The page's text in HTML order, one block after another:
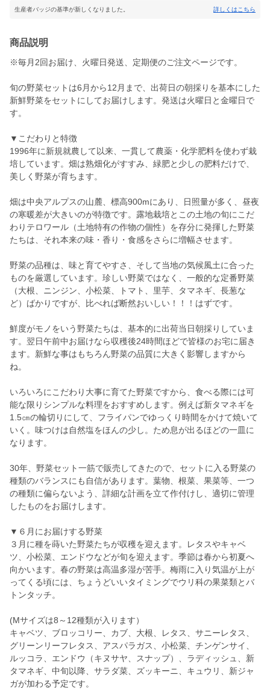
生産者バッジの基準が新しくなりました。 詳しくはこちら
商品説明
※毎月2回お届け、火曜日発送、定期便のご注文ページです。
旬の野菜セットは6月から12月まで、出荷日の朝採りを基本にした
新鮮野菜をセットにしてお届けします。発送は火曜日と金曜日で
す。
▼こだわりと特徴
1996年に新規就農して以来、一貫して農薬・化学肥料を使わず栽
培しています。畑は熟畑化がすすみ、緑肥と少しの肥料だけで、
美しく野菜が育ちます。
畑は中央アルプスの山麓、標高900mにあり、日照量が多く、昼夜
の寒暖差が大きいのが特徴です。露地栽培とこの土地の旬にこだ
わりテロワール（土地特有の作物の個性）を存分に発揮した野菜
たちは、それ本来の味・香り・食感をさらに増幅させます。
野菜の品種は、味と育てやすさ、そして当地の気候風土に合った
ものを厳選しています。珍しい野菜ではなく、一般的な定番野菜
（大根、ニンジン、小松菜、トマト、里芋、タマネギ、長葱な
ど）ばかりですが、比べれば断然おいしい！！！はずです。
鮮度がモノをいう野菜たちは、基本的に出荷当日朝採りしていま
す。翌日午前中お届けなら収穫後24時間ほどで皆様のお宅に届き
ます。新鮮な事はもちろん野菜の品質に大きく影響しますから
ね。
いろいろにこだわり大事に育てた野菜ですから、食べる際には可
能な限りシンプルな料理をおすすめします。例えば新タマネギを
1.5㎝の輪切りにして、フライパンでゆっくり時間をかけて焼いて
いく。味つけは自然塩をほんの少し。ため息が出るほどの一皿に
なります。
30年、野菜セット一筋で販売してきたので、セットに入る野菜の
種類のバランスにも自信があります。葉物、根菜、果菜等、一つ
の種類に偏らないよう、詳細な計画を立て作付けし、適切に管理
したものをお届けします。
▼６月にお届けする野菜
３月に種を蒔いた野菜たちが収穫を迎えます。レタスやキャベ
ツ、小松菜、エンドウなどが旬を迎えます。季節は春から初夏へ
向かいます。春の野菜は高温多湿が苦手。梅雨に入り気温が上が
ってくる頃には、ちょうどいいタイミングでウリ科の果菜類とバ
トンタッチ。
(Mサイズは8～12種類が入ります）
キャベツ、ブロッコリー、カブ、大根、レタス、サニーレタス、
グリーンリーフレタス、アスパラガス、小松菜、チンゲンサイ、
ルッコラ、エンドウ（キヌサヤ、スナップ）、ラディッシュ、新
タマネギ、中旬以降、サラダ菜、ズッキーニ、キュウリ、新ジャ
ガが加わる予定です。